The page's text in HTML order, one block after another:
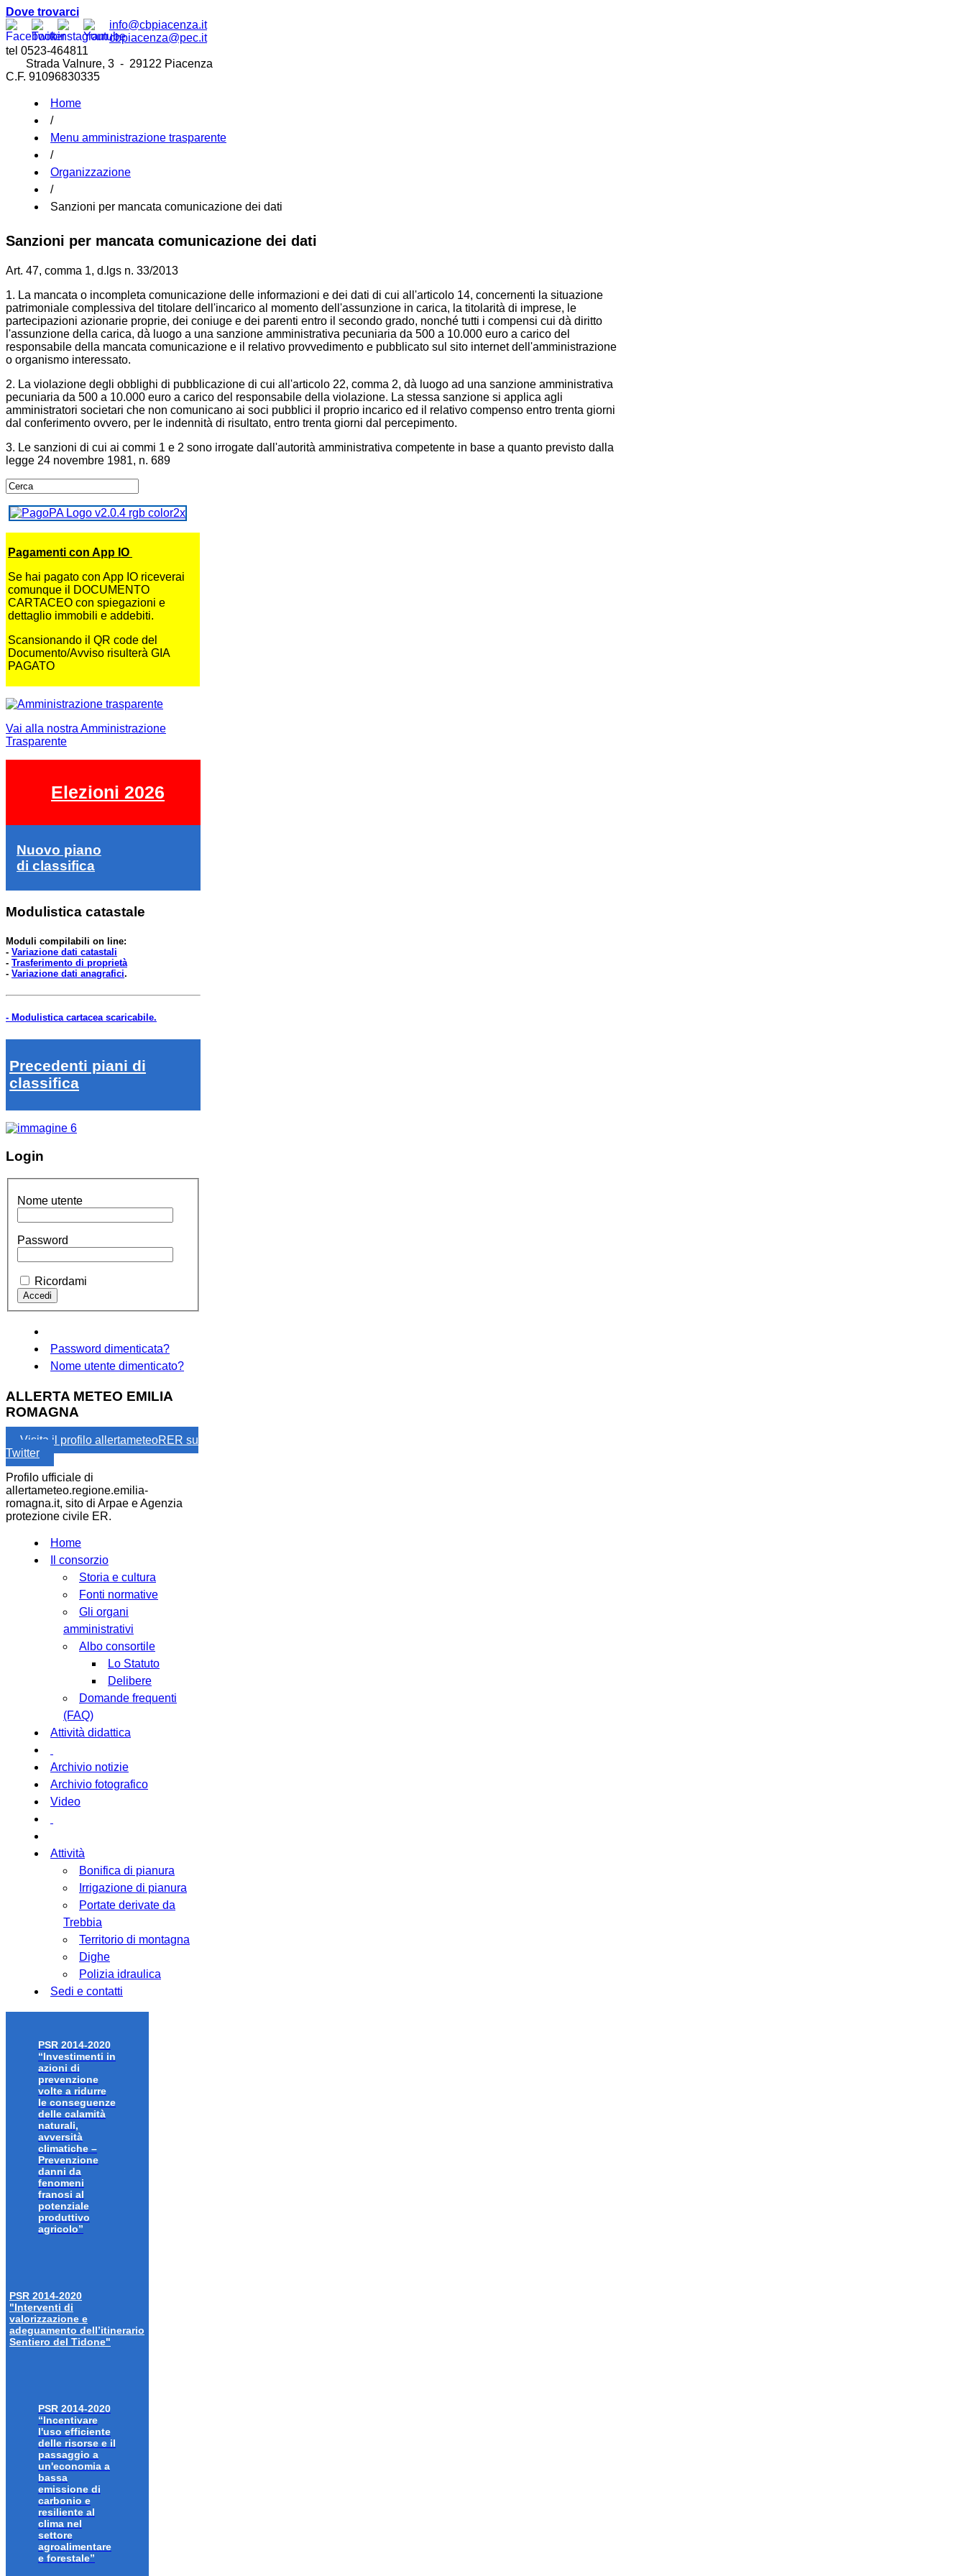
Dove trovarci
info@cbpiacenza.it
cbpiacenza@pec.it
tel 0523-464811
Strada Valnure, 3 - 29122 Piacenza
C.F. 91096830335
Home
/
Menu amministrazione trasparente
/
Organizzazione
/
Sanzioni per mancata comunicazione dei dati
Sanzioni per mancata comunicazione dei dati
Art. 47, comma 1, d.lgs n. 33/2013
1. La mancata o incompleta comunicazione delle informazioni e dei dati di cui all'articolo 14, concernenti la situazione
patrimoniale complessiva del titolare dell'incarico al momento dell'assunzione in carica, la titolarità di imprese, le
partecipazioni azionarie proprie, dei coniuge e dei parenti entro il secondo grado, nonché tutti i compensi cui dà diritto
l'assunzione della carica, dà luogo a una sanzione amministrativa pecuniaria da 500 a 10.000 euro a carico del
responsabile della mancata comunicazione e il relativo provvedimento e pubblicato sul sito internet dell'amministrazione
o organismo interessato.
2. La violazione degli obblighi di pubblicazione di cui all'articolo 22, comma 2, dà luogo ad una sanzione amministrativa
pecuniaria da 500 a 10.000 euro a carico del responsabile della violazione. La stessa sanzione si applica agli
amministratori societari che non comunicano ai soci pubblici il proprio incarico ed il relativo compenso entro trenta giorni
dal conferimento ovvero, per le indennità di risultato, entro trenta giorni dal percepimento.
3. Le sanzioni di cui ai commi 1 e 2 sono irrogate dall'autorità amministrativa competente in base a quanto previsto dalla
legge 24 novembre 1981, n. 689
dell'assunzione in carica, la titolarità di imprese, le partecipazioni azionarie proprie, dei
coniuge e dei parenti entro il secondo grado, nonché tutti i compensi cui da diritto
l'assunzione della carica, da' luogo a una sanzione amministrativa pecuniaria da 500 a
10.000 euro a carico del responsabile della mancata comunicazione e il relativo
provvedimento e pubblicato sul sito internet dell'amministrazione o organismo interessato.
2.
La violazione degli obblighi di pubblicazione di cui aH'articoio 22, comma 2, da' luogo
ad una sanzione amministrativa pecuniaria da 500 a 10.000 euro a carico del responsabile
della violazione. La stessa sanzione si applica agli amministratori societari che non
conferimento ovvero, per le indennità' di risultato, entro trenta giorni dal percepimento.
Le sanzioni di cui ai commi 1 e 2 sono irrogate daH'autorita' amministrativa competente
in base a quanto previsto dalla legge 24 novembre 1981, n. 689.
Pagamenti con App IO
Se hai pagato con App IO riceverai
comunque il DOCUMENTO
CARTACEO con spiegazioni e
dettaglio immobili e addebiti.
Scansionando il QR code del
Documento/Avviso risulterà GIA
PAGATO
Vai alla nostra Amministrazione
Trasparente
Elezioni 2026
Nuovo piano
di classifica
Modulistica catastale
Moduli compilabili on line:
- Variazione dati catastali
- Trasferimento di proprietà
- Variazione dati anagrafici.
- Modulistica cartacea scaricabile.
Precedenti piani di
classifica
Login
Nome utente
Password
Ricordami
Password dimenticata?
Nome utente dimenticato?
ALLERTA METEO EMILIA
ROMAGNA
Visita il profilo allertameteoRER su
Twitter
Profilo ufficiale di
allertameteo.regione.emilia-
romagna.it, sito di Arpae e Agenzia
protezione civile ER.
Home
Il consorzio
Storia e cultura
Fonti normative
Gli organi
amministrativi
Albo consortile
Lo Statuto
Delibere
Domande frequenti
(FAQ)
Attività didattica
Archivio notizie
Archivio fotografico
Video
Attività
Bonifica di pianura
Irrigazione di pianura
Portate derivate da
Trebbia
Territorio di montagna
Dighe
Polizia idraulica
Sedi e contatti
PSR 2014-2020
“Investimenti in
azioni di
prevenzione
volte a ridurre
le conseguenze
delle calamità
naturali,
avversità
climatiche –
Prevenzione
danni da
fenomeni
franosi al
potenziale
produttivo
agricolo”
PSR 2014-2020
"Interventi di
valorizzazione e
adeguamento dell’itinerario
Sentiero del Tidone"
PSR 2014-2020
“Incentivare
l'uso efficiente
delle risorse e il
passaggio a
un'economia a
bassa
emissione di
carbonio e
resiliente al
clima nel
settore
agroalimentare
e forestale”